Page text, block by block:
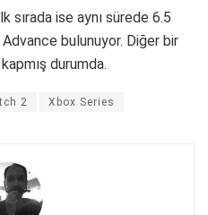
sırada ise aynı sürede 6.5
bulunuyor. Diğer bir
durumda.
2 Xbox Series